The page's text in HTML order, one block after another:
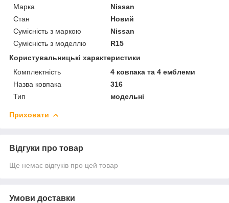
Марка
Nissan
Стан
Новий
Сумісність з маркою
Nissan
Сумісність з моделлю
R15
Користувальницькі характеристики
Комплектність
4 ковпака та 4 емблеми
Назва ковпака
316
Тип
модельні
Приховати
Відгуки про товар
Ще немає відгуків про цей товар
Умови доставки